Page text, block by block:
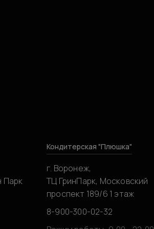
Парк
Кондитерская "Плюшка"
г. Воронеж,
ТЦ ГринПарк, Московский
проспект 189/6 1 этаж
8-900-300-02-32